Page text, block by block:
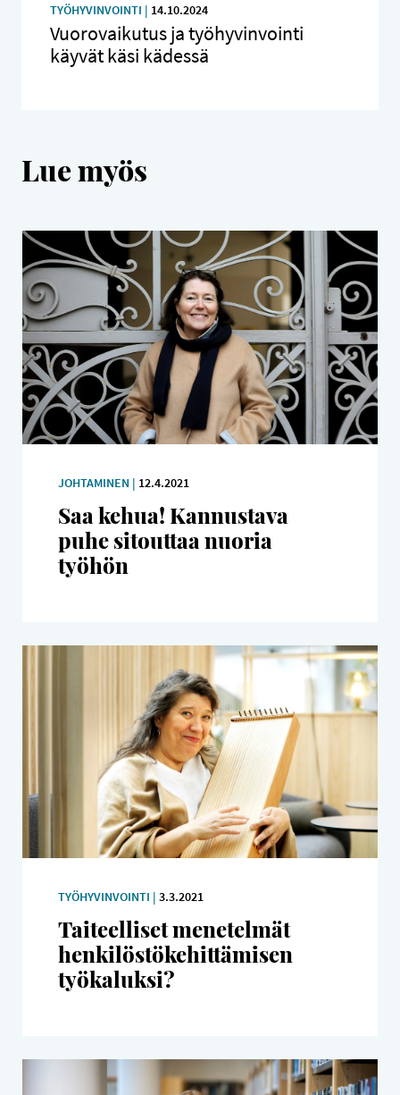
TYÖHYVINVOINTI | 14.10.2024
Vuorovaikutus ja työhyvinvointi
käyvät käsi kädessä
Lue myös
JOHTAMINEN | 12.4.2021
Saa kehua! Kannustava
puhe sitouttaa nuoria
työhön
TYÖHYVINVOINTI | 3.3.2021
Taiteelliset menetelmät
henkilöstökehittämisen
työkaluksi?